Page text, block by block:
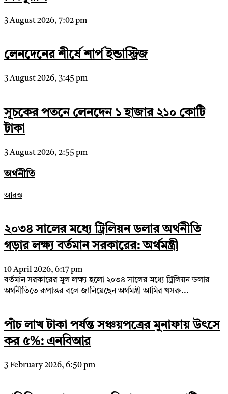
3 August 2026, 7:02 pm
লেনদেনের শীর্ষে শার্প ইন্ডাস্ট্রিজ
3 August 2026, 3:45 pm
সূচকের পতনে লেনদেন ১ হাজার ২১০ কোটি
টাকা
3 August 2026, 2:55 pm
অর্থনীতি
আরও
২০৩৪ সালের মধ্যে ট্রিলিয়ন ডলার অর্থনীতি
গড়ার লক্ষ্য বর্তমান সরকারের: অর্থমন্ত্রী
10 April 2026, 6:17 pm
বর্তমান সরকারের মূল লক্ষ্য হলো ২০৩৪ সালের মধ্যে ট্রিলিয়ন ডলার
অর্থনীতিতে রূপান্তর বলে জানিয়েছেন অর্থমন্ত্রী আমির খসরু...
পাঁচ লাখ টাকা পর্যন্ত সঞ্চয়পত্রের মুনাফায় উৎসে
কর ৫%: এনবিআর
3 February 2026, 6:50 pm